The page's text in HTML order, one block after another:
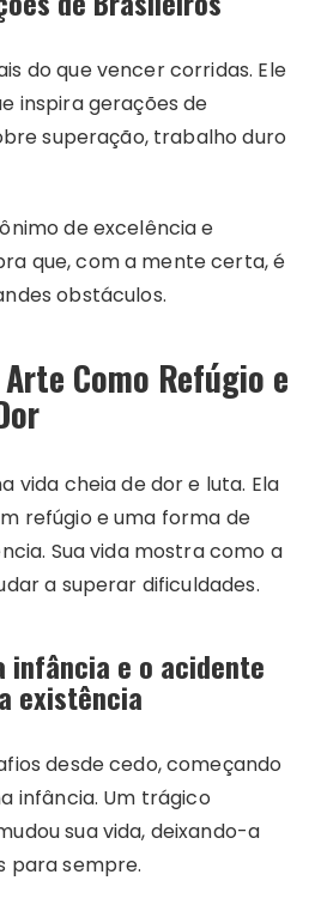
do que vencer corridas. Ele
inspira gerações de
superação, trabalho duro
de excelência e
que, com a mente certa, é
obstáculos.
Como Refúgio e
vida cheia de dor e luta. Ela
refúgio e uma forma de
Sua vida mostra como a
a superar dificuldades.
infância e o acidente
existência
desde cedo, começando
infância. Um trágico
sua vida, deixando-a
para sempre.